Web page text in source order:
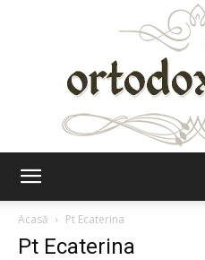
Acasă
Pt Ecaterina
Pt Ecaterina